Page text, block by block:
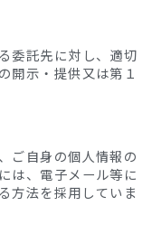
委託先に対し、適切
開示・提供又は第１
ご自身の個人情報の
は、電子メール等に
方法を採用していま